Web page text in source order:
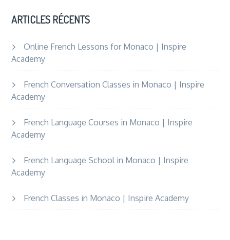
ARTICLES RÉCENTS
Online French Lessons for Monaco | Inspire
Academy
French Conversation Classes in Monaco | Inspire
Academy
French Language Courses in Monaco | Inspire
Academy
French Language School in Monaco | Inspire
Academy
French Classes in Monaco | Inspire Academy